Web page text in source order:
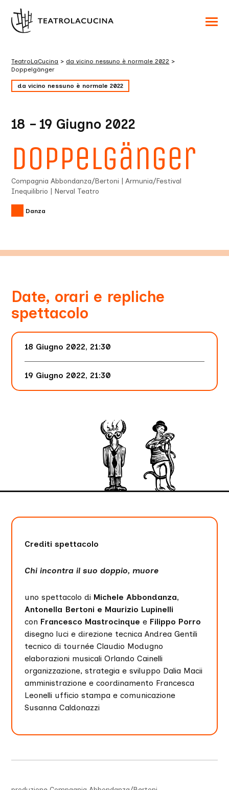
TeatroLaCucina > da vicino nessuno è normale 2022 >
Doppelgänger
da vicino nessuno è normale 2022
18 – 19 Giugno 2022
Doppelgänger
Compagnia Abbondanza/Bertoni | Armunia/Festival
Inequilibrio | Nerval Teatro
Danza
Date, orari e repliche
spettacolo
18 Giugno 2022, 21:30
19 Giugno 2022, 21:30
Crediti spettacolo
Chi incontra il suo doppio, muore
uno spettacolo di Michele Abbondanza,
Antonella Bertoni e Maurizio Lupinelli
con Francesco Mastrocinque e Filippo Porro
disegno luci e direzione tecnica Andrea Gentili
tecnico di tournée Claudio Modugno
elaborazioni musicali Orlando Cainelli
organizzazione, strategia e sviluppo Dalia Macii
amministrazione e coordinamento Francesca
Leonelli ufficio stampa e comunicazione
Susanna Caldonazzi